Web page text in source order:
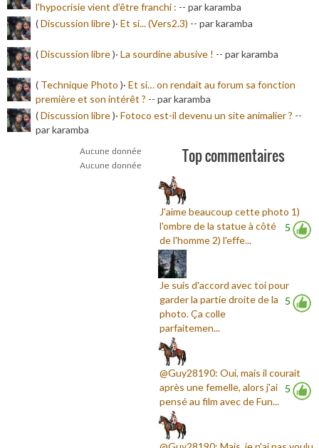
l’hypocrisie vient d’être franchi : -- par karamba
(Discussion libre)· Et si... (Vers2.3) -- par karamba
(Discussion libre)· La sourdine abusive ! -- par karamba
( Technique Photo )· Et si… on rendait au forum sa fonction
première et son intérêt ? -- par karamba
(Discussion libre)· Fotoco est-il devenu un site animalier ? --
par karamba
Aucune donnée
Aucune donnée
Top commentaires
5
J'aime beaucoup cette photo 1)
l'ombre de la statue à côté
de l'homme 2) l'effe...
5
Je suis d'accord avec toi pour
garder la partie droite de la
photo. Ça colle
parfaitemen...
5
@Guy28190: Oui, mais il courait
après une femelle, alors j'ai
pensé au film avec de Fun...